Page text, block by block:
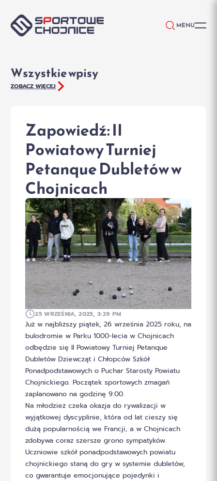
MENU
Wszystkie wpisy
ZOBACZ WIĘCEJ
Zapowiedź: II
Powiatowy Turniej
Petanque Dubletów w
Chojnicach
25 WRZEŚNIA, 2025, 3:29 PM
Już w najbliższy piątek, 26 września 2025 roku, na
bulodromie w Parku 1000-lecia w Chojnicach
odbędzie się II Powiatowy Turniej Petanque
Dubletów Dziewcząt i Chłopców Szkół
Ponadpodstawowych o Puchar Starosty Powiatu
Chojnickiego. Początek sportowych zmagań
zaplanowano na godzinę 9:00.
Na młodzież czeka okazja do rywalizacji w
wyjątkowej dyscyplinie, która od lat cieszy się
dużą popularnością we Francji, a w Chojnicach
zdobywa coraz szersze grono sympatyków.
Uczniowie szkół ponadpodstawowych powiatu
chojnickiego staną do gry w systemie dubletów,
co gwarantuje emocjonujące pojedynki i